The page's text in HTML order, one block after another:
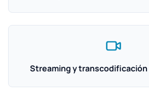
Streaming y